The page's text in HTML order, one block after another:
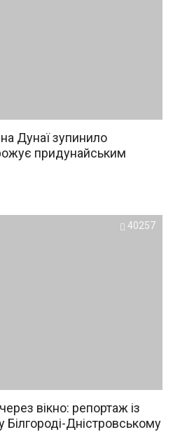
Дунаї зупинило
придунайським
40257
вікно: репортаж із
Білгороді-Дністровському